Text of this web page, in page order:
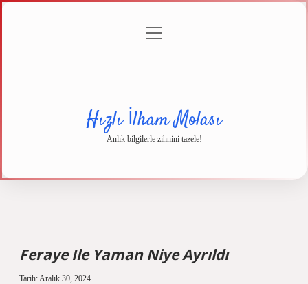
menüyü
Hızlı İlham Molası
Anlık bilgilerle zihnini tazele!
Feraye Ile Yaman Niye Ayrıldı
Tarih: Aralık 30, 2024